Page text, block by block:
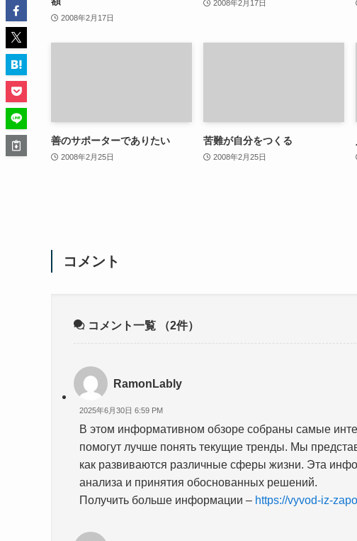
2008年2月17日
2008年2月17日
善のサポーターでありたい
2008年2月25日
苦難が自分をつくる
2008年2月25日
コメント
コメント一覧 （2件）
RamonLably
2025年6月30日 6:59 PM
В этом информативном обзоре собраны самые
помогут лучше понять текущие тренды. Мы
как развиваются различные сферы жизни. Эта
анализа и принятия обоснованных решений.
Получить больше информации – https://vyvod-iz-